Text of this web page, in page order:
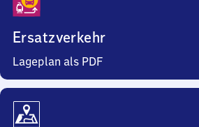
Ersatzverkehr
Lageplan als PDF